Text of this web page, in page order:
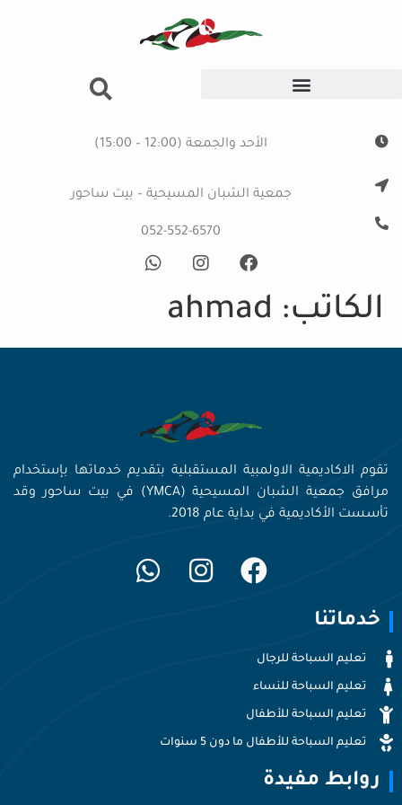
الأحد والجمعة (12:00 – 15:00)
جمعية الشبان المسيحية – بيت ساحور
052-552-6570
الكاتب: ahmad
تقوم الاكاديمية الاولمبية المستقبلية بتقديم خدماتها بإستخدام
مرافق جمعية الشبان المسيحية (YMCA) في بيت ساحور وقد
تأسست الأكاديمية في بداية عام 2018.
خدماتنا
تعليم السباحة للرجال
تعليم السباحة للنساء
تعليم السباحة للأطفال
تعليم السباحة للأطفال ما دون 5 سنوات
روابط مفيدة